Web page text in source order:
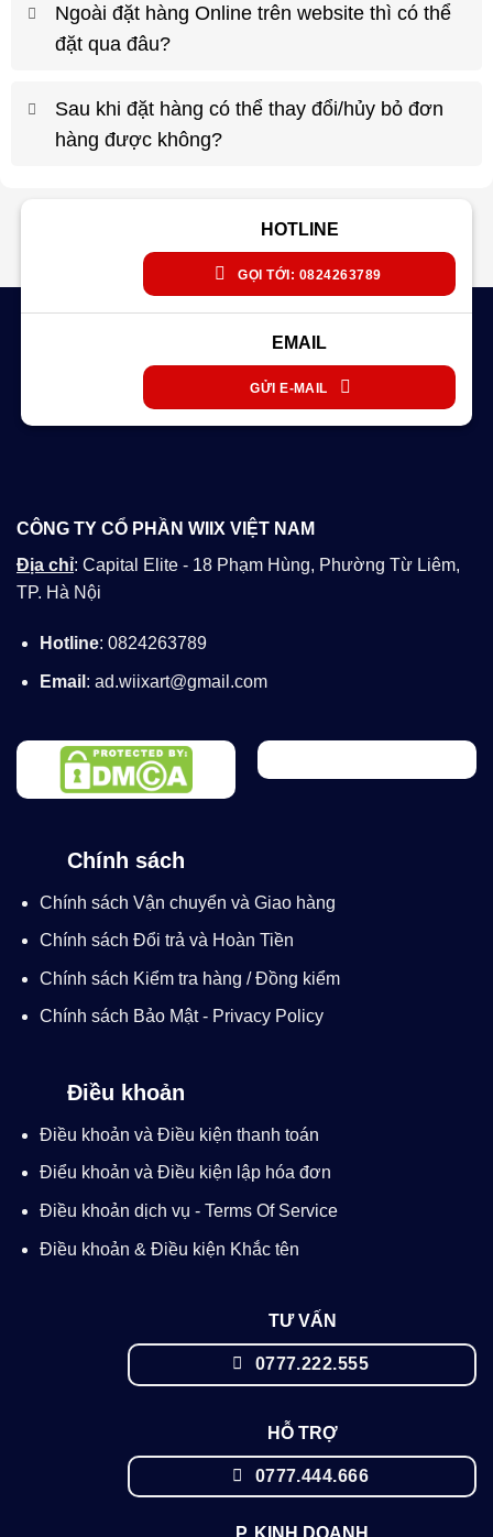
Ngoài đặt hàng Online trên website thì có thể
đặt qua đâu?
Sau khi đặt hàng có thể thay đổi/hủy bỏ đơn
hàng được không?
HOTLINE
GỌI TỚI: 0824263789
EMAIL
GỬI E-MAIL
CÔNG TY CỔ PHẦN WIIX VIỆT NAM
Địa chỉ: Capital Elite - 18 Phạm Hùng, Phường Từ Liêm,
TP. Hà Nội
Hotline: 0824263789
Email : ad.wiixart@gmail.com
Chính sách
Chính sách Vận chuyển và Giao hàng
Chính sách Đổi trả và Hoàn Tiền
Chính sách Kiểm tra hàng / Đồng kiểm
Chính sách Bảo Mật - Privacy Policy
Điều khoản
Điều khoản và Điều kiện thanh toán
Điểu khoản và Điều kiện lập hóa đơn
Điều khoản dịch vụ - Terms Of Service
Điều khoản & Điều kiện Khắc tên
TƯ VẤN
0777.222.555
HỖ TRỢ
0777.444.666
P. KINH DOANH